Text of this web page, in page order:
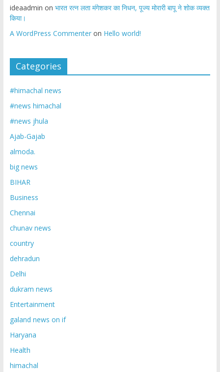
ideaadmin on भारत रत्न लता मंगेशकर का निधन, पूज्य मोरारी बापू ने शोक व्यक्त
किया।
A WordPress Commenteron Hello world!
Categories
#himachal news
#news himachal
#news jhula
Ajab-Gajab
almoda.
big news
BIHAR
Business
Chennai
chunav news
country
dehradun
Delhi
dukram news
Entertainment
galand news on if
Haryana
Health
himachal